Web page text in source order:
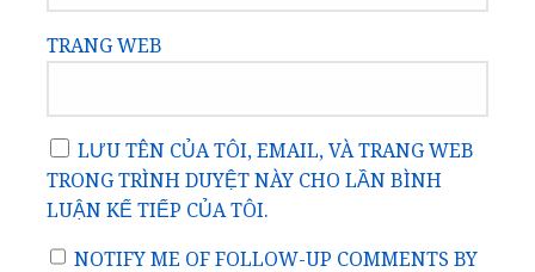
TRANG WEB
LƯU TÊN CỦA TÔI, EMAIL, VÀ TRANG WEB
TRONG TRÌNH DUYỆT NÀY CHO LẦN BÌNH
LUẬN KẾ TIẾP CỦA TÔI.
NOTIFY ME OF FOLLOW-UP COMMENTS BY